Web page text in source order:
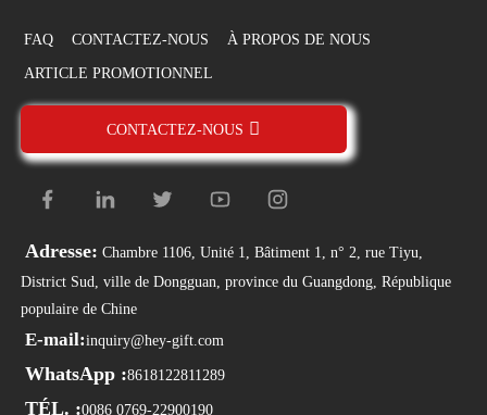
FAQ CONTACTEZ-NOUS À PROPOS DE NOUS
ARTICLE PROMOTIONNEL
CONTACTEZ-NOUS
Adresse: Chambre 1106, Unité 1, Bâtiment 1, n° 2, rue Tiyu,
District Sud, ville de Dongguan, province du Guangdong, République
populaire de Chine
E-mail:inquiry@hey-gift.com
WhatsApp :8618122811289
TÉL. :0086 0769-22900190